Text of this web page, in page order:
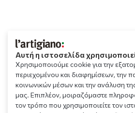
Αυτή η ιστοσελίδα
Χρησιμοποιούμε cookie για την
περιεχομένου και διαφημίσεων, την
κοινωνικών μέσων και την ανάλυση
μας. Επιπλέον, μοιραζόμαστε
τον τρόπο που χρησιμοποιείτε τον